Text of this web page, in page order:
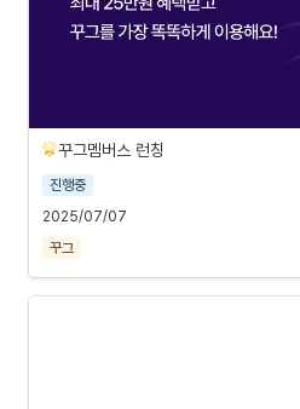
꾸그멤버스 런칭
진행중
2025/07/07
꾸그